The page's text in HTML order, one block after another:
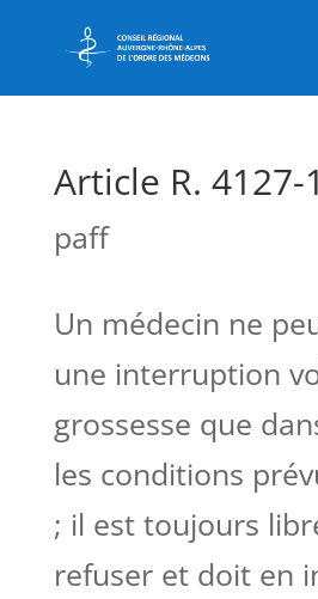
Article R. 4127-
paff
Un médecin ne
une interruption
grossesse que
les conditions
; il est toujours
refuser et doit en